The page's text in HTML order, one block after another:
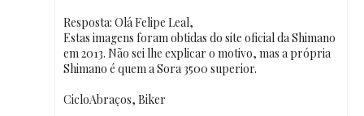
Resposta: Olá Felipe Leal,
Estas imagens foram obtidas do site oficial da Shimano
em 2013. Não sei lhe explicar o motivo, mas a própria
Shimano é quem a Sora 3500 superior.
CicloAbraços, Biker